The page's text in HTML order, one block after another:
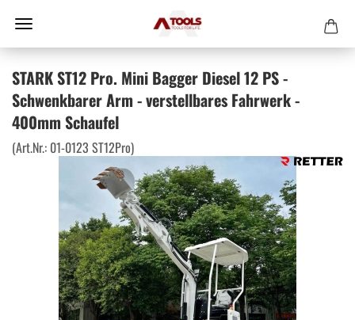
STARK ST12 Pro. Mini Bagger Diesel 12 PS -
Schwenkbarer Arm - verstellbares Fahrwerk -
400mm Schaufel
(Art.Nr.: 01-0123 ST12Pro)